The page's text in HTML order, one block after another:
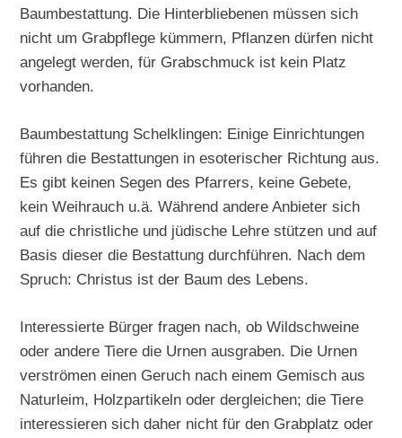
Baumbestattung. Die Hinterbliebenen müssen sich
nicht um Grabpflege kümmern, Pflanzen dürfen nicht
angelegt werden, für Grabschmuck ist kein Platz
vorhanden.
Baumbestattung Schelklingen: Einige Einrichtungen
führen die Bestattungen in esoterischer Richtung aus.
Es gibt keinen Segen des Pfarrers, keine Gebete,
kein Weihrauch u.ä. Während andere Anbieter sich
auf die christliche und jüdische Lehre stützen und auf
Basis dieser die Bestattung durchführen. Nach dem
Spruch: Christus ist der Baum des Lebens.
Interessierte Bürger fragen nach, ob Wildschweine
oder andere Tiere die Urnen ausgraben. Die Urnen
verströmen einen Geruch nach einem Gemisch aus
Naturleim, Holzpartikeln oder dergleichen; die Tiere
interessieren sich daher nicht für den Grabplatz oder